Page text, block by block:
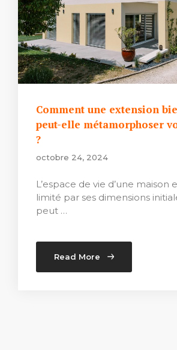
Comment une extension
peut-elle métamorphoser
?
octobre 24, 2024
L’espace de vie d’une maison
limité par ses dimensions
peut …
Read More